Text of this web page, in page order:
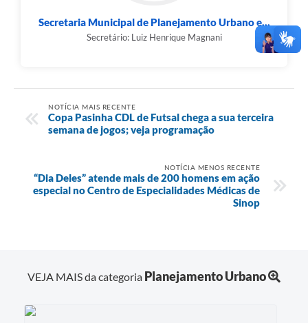
Secretaria Municipal de Planejamento Urbano e...
Secretário: Luiz Henrique Magnani
NOTÍCIA MAIS RECENTE
Copa Pasinha CDL de Futsal chega a sua terceira
semana de jogos; veja programação
NOTÍCIA MENOS RECENTE
“Dia Deles” atende mais de 200 homens em ação
especial no Centro de Especialidades Médicas de
Sinop
VEJA MAIS da categoria Planejamento Urbano